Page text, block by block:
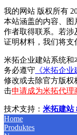
我的网站 版权所有
本站涵盖的内容、图
作者取得联系。若涉
证明材料，我们将支
米拓企业建站系统和
务必遵守 《米拓企
修改或去除官方版权
击申请成为米拓代理
技术支持： 米拓建站
Home
Produktes